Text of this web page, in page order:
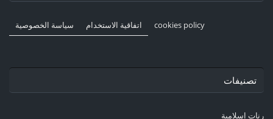
سياسة الخصوصية اتفاقية الاستخدام cookies policy
تصنيفات
رنات إسلامية